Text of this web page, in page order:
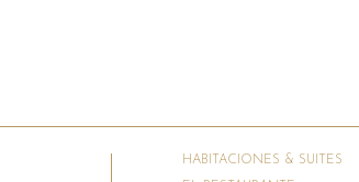
HABITACIONES & SUITES